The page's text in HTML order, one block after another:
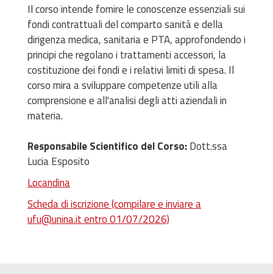
Il corso intende fornire le conoscenze essenziali sui
fondi contrattuali del comparto sanità e della
dirigenza medica, sanitaria e PTA, approfondendo i
principi che regolano i trattamenti accessori, la
costituzione dei fondi e i relativi limiti di spesa. Il
corso mira a sviluppare competenze utili alla
comprensione e all'analisi degli atti aziendali in
materia.
Responsabile Scientifico del Corso:Dott.ssa
Lucia Esposito
Locandina
Scheda di iscrizione (compilare e inviare a
ufu@unina.it entro 01/07/2026)